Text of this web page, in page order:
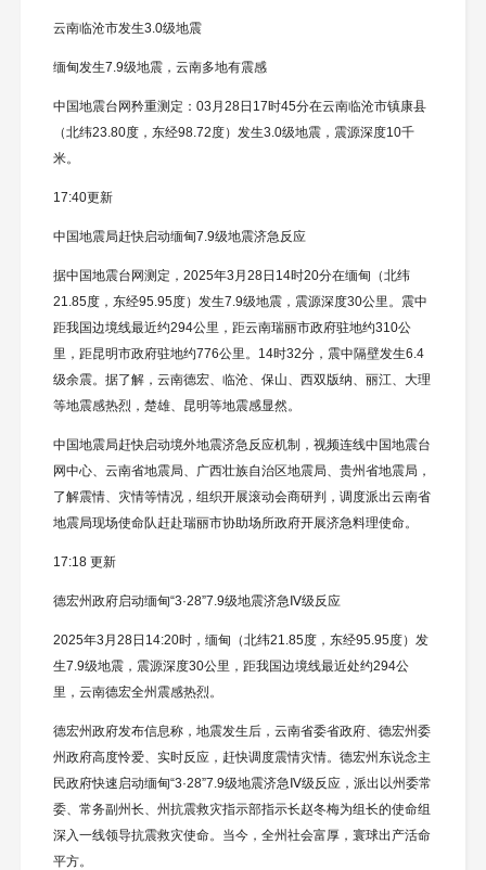
云南临沧市发生3.0级地震
缅甸发生7.9级地震，云南多地有震感
中国地震台网矜重测定：03月28日17时45分在云南临沧市镇康县
（北纬23.80度，东经98.72度）发生3.0级地震，震源深度10千
米。
17:40更新
中国地震局赶快启动缅甸7.9级地震济急反应
据中国地震台网测定，2025年3月28日14时20分在缅甸（北纬
21.85度，东经95.95度）发生7.9级地震，震源深度30公里。震中
距我国边境线最近约294公里，距云南瑞丽市政府驻地约310公
里，距昆明市政府驻地约776公里。14时32分，震中隔壁发生6.4
级余震。据了解，云南德宏、临沧、保山、西双版纳、丽江、大理
等地震感热烈，楚雄、昆明等地震感显然。
中国地震局赶快启动境外地震济急反应机制，视频连线中国地震台
网中心、云南省地震局、广西壮族自治区地震局、贵州省地震局，
了解震情、灾情等情况，组织开展滚动会商研判，调度派出云南省
地震局现场使命队赶赴瑞丽市协助场所政府开展济急料理使命。
17:18 更新
德宏州政府启动缅甸“3·28”7.9级地震济急Ⅳ级反应
2025年3月28日14:20时，缅甸（北纬21.85度，东经95.95度）发
生7.9级地震，震源深度30公里，距我国边境线最近处约294公
里，云南德宏全州震感热烈。
德宏州政府发布信息称，地震发生后，云南省委省政府、德宏州委
州政府高度怜爱、实时反应，赶快调度震情灾情。德宏州东说念主
民政府快速启动缅甸“3·28”7.9级地震济急Ⅳ级反应，派出以州委常
委、常务副州长、州抗震救灾指示部指示长赵冬梅为组长的使命组
深入一线领导抗震救灾使命。当今，全州社会富厚，寰球出产活命
平方。